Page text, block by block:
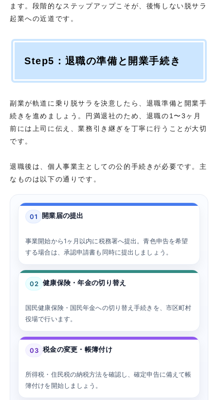
ます。段階的なステップアップこそが、後悔しない脱サラ
起業への近道です。
Step5：退職の準備と開業手続き
副業が軌道に乗り脱サラを決意したら、退職準備と開業手
続きを進めましょう。円満退社のため、退職の1〜3ヶ月
前には上司に伝え、業務引き継ぎを丁寧に行うことが大切
です。
退職後は、個人事業主としての公的手続きが必要です。主
なものは以下の通りです。
01 開業届の提出
事業開始から1ヶ月以内に税務署へ提出。青色申告を希望
する場合は、承認申請書も同時に提出しましょう。
02 健康保険・年金の切り替え
国民健康保険・国民年金への切り替え手続きを、市区町村
役場で行います。
03 税金の変更・帳簿付け
所得税・住民税の納税方法を確認し、確定申告に備えて帳
簿付けを開始しましょう。